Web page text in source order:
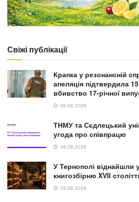
Свіжі публікації
Крапка у резонансній
апеляція підтвердила
вбивство 17-річної
06.08.2026
ТНМУ та Сєдлецький
угода про співпрацю
06.08.2026
У Тернополі віднайшли
книгозбірню XVII
05.08.2026